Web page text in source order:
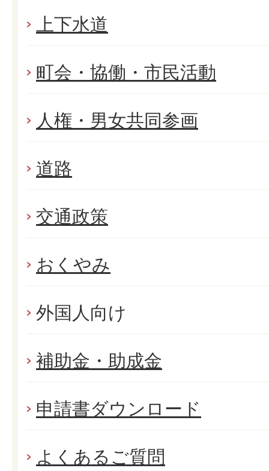
上下水道
町会・協働・市民活動
人権・男女共同参画
道路
交通政策
おくやみ
外国人向け
補助金・助成金
申請書ダウンロード
よくあるご質問